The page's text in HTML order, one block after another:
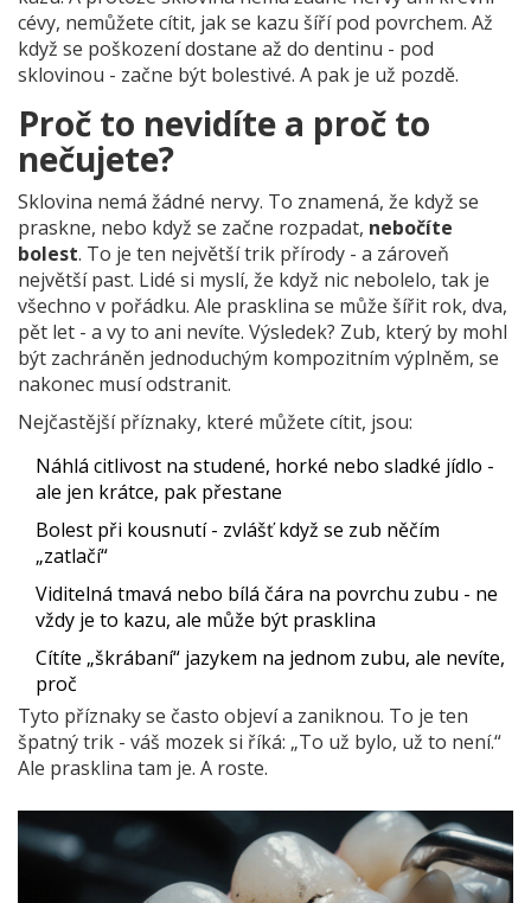
cévy, nemůžete cítit, jak se kazu šíří pod povrchem. Až
když se poškození dostane až do dentinu - pod
sklovinou - začne být bolestivé. A pak je už pozdě.
Proč to nevidíte a proč to
nečujete?
Sklovina nemá žádné nervy. To znamená, že když se
praskne, nebo když se začne rozpadat, nebočíte
bolest. To je ten největší trik přírody - a zároveň
největší past. Lidé si myslí, že když nic nebolelo, tak je
všechno v pořádku. Ale prasklina se může šířit rok, dva,
pět let - a vy to ani nevíte. Výsledek? Zub, který by mohl
být zachráněn jednoduchým kompozitním výplněm, se
nakonec musí odstranit.
Nejčastější příznaky, které můžete cítit, jsou:
Náhlá citlivost na studené, horké nebo sladké jídlo -
ale jen krátce, pak přestane
Bolest při kousnutí - zvlášť když se zub něčím
„zatlačí“
Viditelná tmavá nebo bílá čára na povrchu zubu - ne
vždy je to kazu, ale může být prasklina
Cítíte „škrábaní“ jazykem na jednom zubu, ale nevíte,
proč
Tyto příznaky se často objeví a zaniknou. To je ten
špatný trik - váš mozek si říká: „To už bylo, už to není.“
Ale prasklina tam je. A roste.